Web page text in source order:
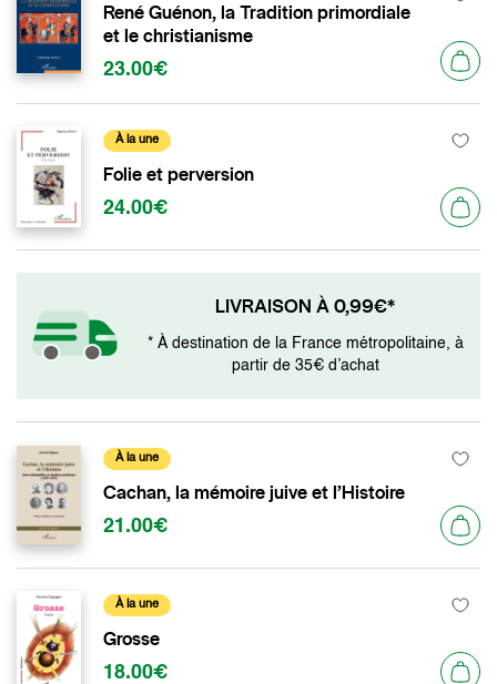
René Guénon, la Tradition primordiale
et le christianisme
23.00€
À la une
Folie et perversion
24.00€
LIVRAISON À 0,99€*
* À destination de la France métropolitaine, à
partir de 35€ d’achat
À la une
Cachan, la mémoire juive et l’Histoire
21.00€
À la une
Grosse
18.00€